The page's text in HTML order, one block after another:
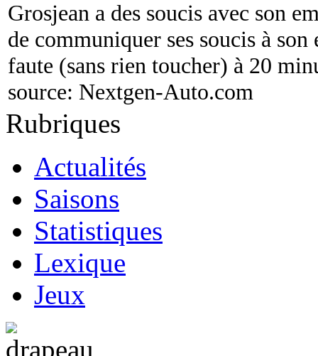
Grosjean a des soucis avec son
de communiquer ses soucis à
faute (sans rien toucher) à 20
source: Nextgen-Auto.com
Rubriques
Actualités
Saisons
Statistiques
Lexique
Jeux